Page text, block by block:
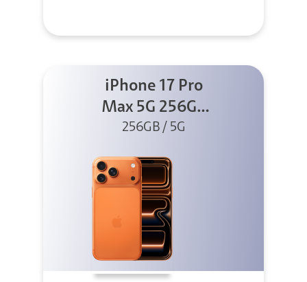
iPhone 17 Pro
Max 5G 256GB
Cosmic Orange
256GB / 5G